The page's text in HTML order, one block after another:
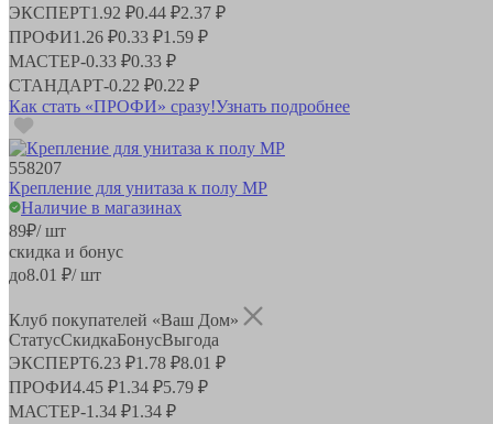
ЭКСПЕРТ1.92 ₽0.44 ₽2.37 ₽
ПРОФИ1.26 ₽0.33 ₽1.59 ₽
МАСТЕР-0.33 ₽0.33 ₽
СТАНДАРТ-0.22 ₽0.22 ₽
Как стать «ПРОФИ» сразу!Узнать подробнее
558207
Крепление для унитаза к полу MP
Наличие в магазинах
89₽/ шт
скидка и бонус
до8.01 ₽/ шт
Клуб покупателей «Ваш Дом»
СтатусСкидкаБонусВыгода
ЭКСПЕРТ6.23 ₽1.78 ₽8.01 ₽
ПРОФИ4.45 ₽1.34 ₽5.79 ₽
МАСТЕР-1.34 ₽1.34 ₽